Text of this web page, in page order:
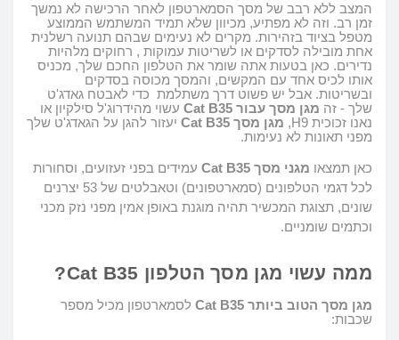
המצב ללא רבב של מסך הסמארטפון לאחר הרכישה לא נמשך
זמן רב. וזה לא מפתיע, מכיוון שלא תמיד המשתמש הממוצע
מטפל בציוד בזהירות. מקרים לא נעימים שבהם תנועה רשלנית
אחת מובילה לסדקים או לשריטות עמוקות , רחוקים מלהיות
נדירים. כאן בטעות אתה שומר את הטלפון החכם שלך, מכניס
אותו לכיס אחד עם המקשים, והמסך מכוסה בסדקים
ובשריטות. אבל יש פשוט דרך משתלמת כדי לאבטח גאדג'ט
שלך - זה מגן מסך עבור Cat B35 עשוי מהידרוג'ל סילקיון או
נאנו זכוכית 9
H
, מגן מסך Cat B35 יעזור להגן על הגאדג'ט שלך
מפני תאונות לא נעימות.
כאן תמצאו מגני מסך Cat B35 עמידים בפני זעזועים, וסחורות
לכל דגמי הטלפונים (סמארטפונים) וטאבלטים של 53 יצרנים
שונים, תצוגת המכשיר תהיה מוגנת באופן אמין מפני נזק מכני
וכתמים שומניים.
ממה עשוי מגן מסך הטלפון Cat B35
?
מגן מסך הטוב ביותר Cat B35 לסמארטפון מכיל מספר
שכבות: